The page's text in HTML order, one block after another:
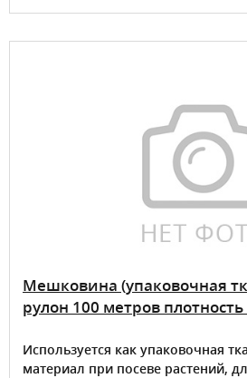
Мешковина (упаковочная
рулон 100 метров плотность
Используется как упаковочная
материал при посеве растений,